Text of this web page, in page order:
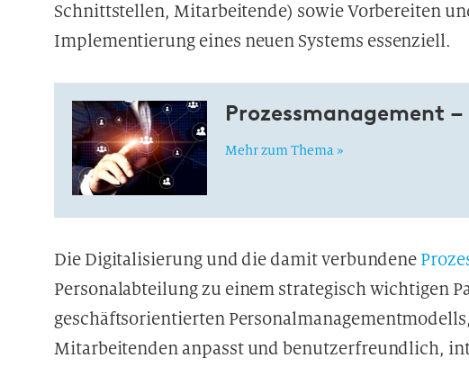
Schnittstellen, Mitarbeitende) sowie Vorbereiten
Implementierung eines neuen Systems essenziell.
Prozessmanagement
Mehr zum Thema »
Die Digitalisierung und die damit verbundene
Personalabteilung zu einem strategisch wichtigen
geschäftsorientierten
Mitarbeitenden anpasst und benutzerfreundlich,